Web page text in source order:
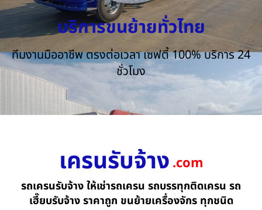
บริการขนย้ายทั่วไทย
ทีมงานมืออาชีพ ตรงต่อเวลา เซฟตี้ 100% บริการ 24
ชั่วโมง
เครนรับจ้าง .com
รถเครนรับจ้าง ให้เช่ารถเครน รถบรรทุกติดเครน รถ
เฮี๊ยบรับจ้าง ราคาถูก ขนย้ายเครื่องจักร ทุกชนิด